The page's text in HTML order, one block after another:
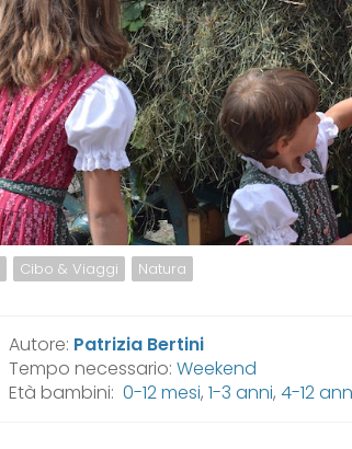
Cibo & Viaggi Natura
Autore: Patrizia Bertini
Tempo necessario: Weekend
Età bambini: 0-12 mesi, 1-3 anni, 4-12